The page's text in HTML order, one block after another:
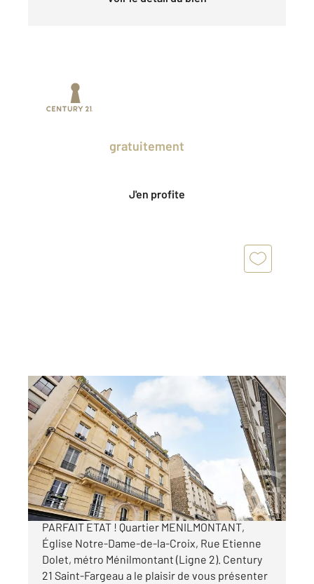
gratuitement
J'en profite
PARIS 75020
52 m2, 2 pièces
Ref : 11503
Appartement F2 à vendre
450 000 €
2P PARQUET MOULURES CHEMINEES EN
PARFAIT ETAT ! Quartier MENILMONTANT,
Église Notre-Dame-de-la-Croix, Rue Etienne
Dolet, métro Ménilmontant (Ligne 2). Century
21 Saint-Fargeau a le plaisir de vous présenter